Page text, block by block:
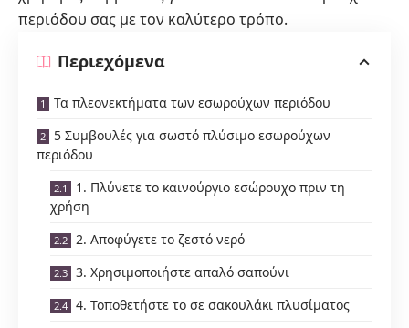
περιόδου σας με τον καλύτερο τρόπο.
Περιεχόμενα
Τα πλεονεκτήματα των εσωρούχων περιόδου
5 Συμβουλές για σωστό πλύσιμο εσωρούχων
περιόδου
1. Πλύνετε το καινούργιο εσώρουχο πριν τη
χρήση
2. Αποφύγετε το ζεστό νερό
3. Χρησιμοποιήστε απαλό σαπούνι
4. Τοποθετήστε το σε σακουλάκι πλυσίματος